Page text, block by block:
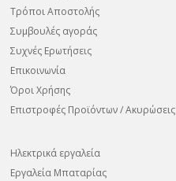
Τρόποι Αποστολής
Συμβουλές αγοράς
Συχνές Ερωτήσεις
Επικοινωνία
Όροι Χρήσης
Επιστροφές Προϊόντων / Ακυρώσεις
Ηλεκτρικά εργαλεία
Εργαλεία Μπαταρίας